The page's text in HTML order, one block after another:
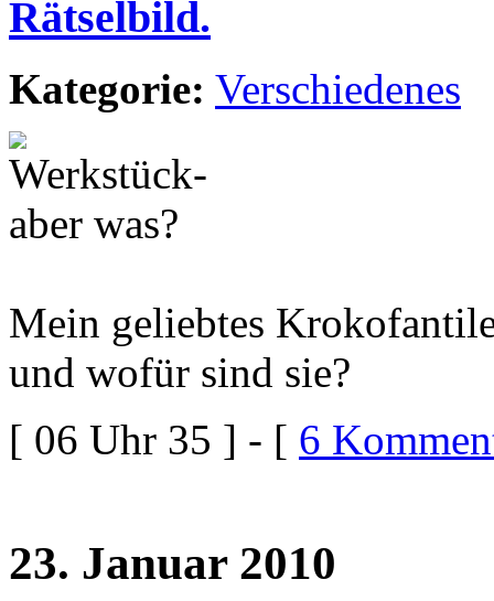
Rätselbild.
Kategorie: Verschiedenes
Mein geliebtes
und wofür sind sie?
[ 06 Uhr 35 ] - [ 6
23. Januar 2010